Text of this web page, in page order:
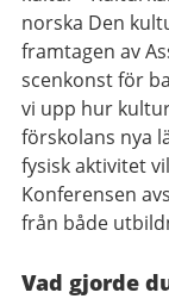
norska Den
framtagen av
scenkonst för
vi upp hur
förskolans nya
fysisk aktivitet
Konferensen
från både
Vad gjorde